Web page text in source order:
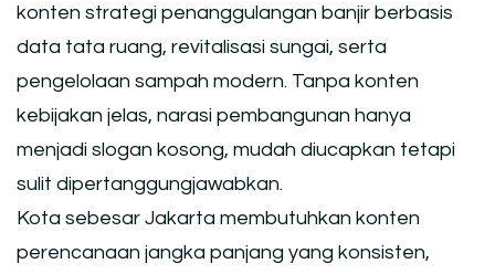
konten strategi penanggulangan banjir berbasis
data tata ruang, revitalisasi sungai, serta
pengelolaan sampah modern. Tanpa konten
kebijakan jelas, narasi pembangunan hanya
menjadi slogan kosong, mudah diucapkan tetapi
sulit dipertanggungjawabkan.
Kota sebesar Jakarta membutuhkan konten
perencanaan jangka panjang yang konsisten,